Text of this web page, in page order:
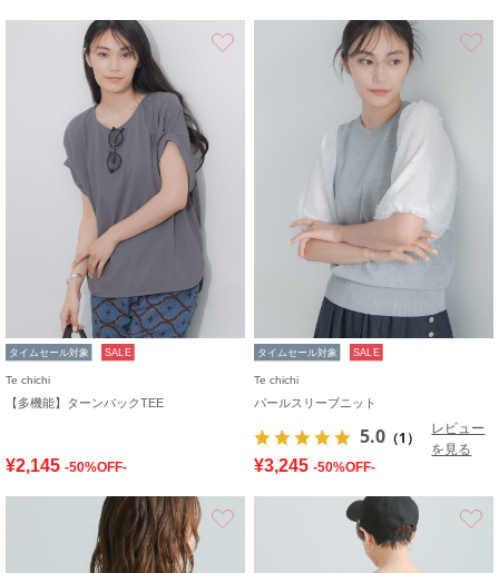
タイムセール対象 SALE
Te chichi
【多機能】ターンバックTEE
¥2,145 -50%OFF-
タイムセール対象 SALE
Te chichi
パールスリーブニット
5.0 （1）
レビュー
を見る
¥3,245 -50%OFF-